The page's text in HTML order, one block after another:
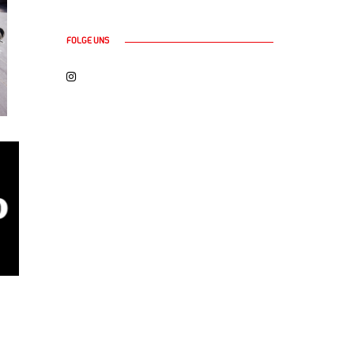
FOLGE UNS